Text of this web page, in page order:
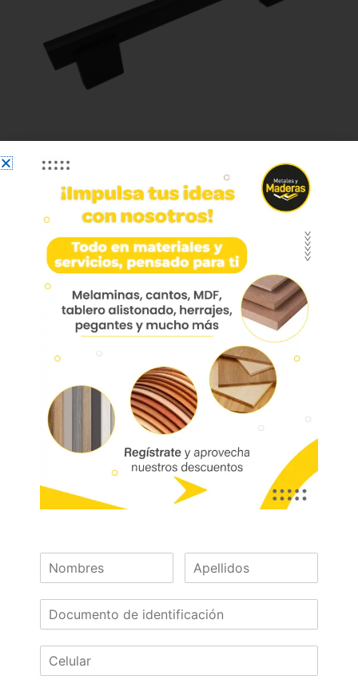
Manija 375 Aluminio
224mm
Manija 375 Aluminio 224mm Hma375-06
Aplicación: Escritorios, comedor, centros de
entretenimiento, cocina, mueble de baño, oficina.
Código:
05331
Referencia:
HMA375-06
Las imágenes mostradas son de referencia y los colores podrían variar
en físico. Los costos de envío son variables y serán asumidos por el
comprador. No incluye servicios como corte, cantos o enchape. Sólo
Nuestras
Marcas